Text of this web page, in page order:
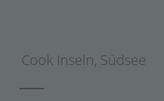
Cook Inseln, Südsee